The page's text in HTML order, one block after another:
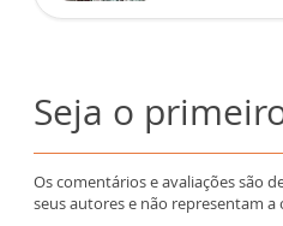
Seja o
Os comentários e avaliações são
seus autores e não representam a